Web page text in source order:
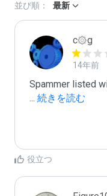
並び順： 最新
c۞g
14年前
... 続きを読む
役立つ